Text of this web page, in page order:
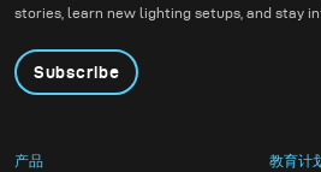
stories, learn new lighting setups, and stay
Subscribe
产品 教育计